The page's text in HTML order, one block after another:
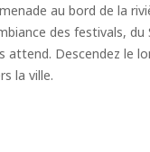
au bord de la
des festivals, du
attend. Descendez le
la ville.